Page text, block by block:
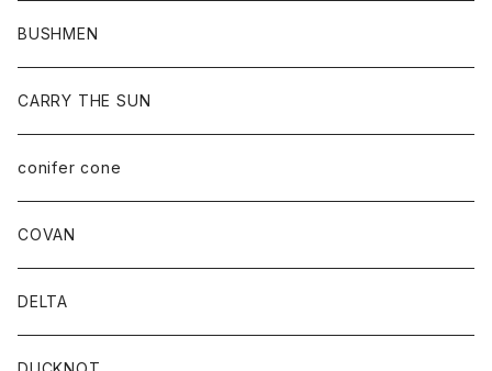
BUSHMEN
CARRY THE SUN
conifer cone
COVAN
DELTA